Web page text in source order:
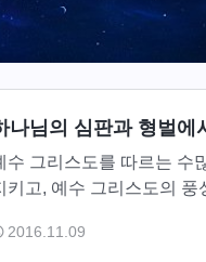
나님의 심판과 형벌에
수 그리스도를 따르는 수
키고, 예수 그리스도의
리는 늘...
2016.11.09